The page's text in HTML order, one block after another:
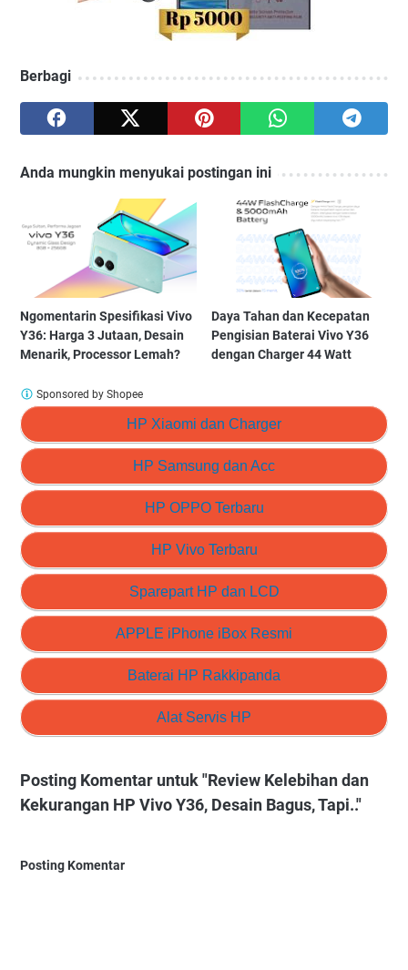
Berbagi
Anda mungkin menyukai postingan ini
Ngomentarin Spesifikasi Vivo
Y36: Harga 3 Jutaan, Desain
Menarik, Processor Lemah?
Daya Tahan dan Kecepatan
Pengisian Baterai Vivo Y36
dengan Charger 44 Watt
HP Xiaomi dan Charger
HP Samsung dan Acc
HP OPPO Terbaru
HP Vivo Terbaru
Sparepart HP dan LCD
APPLE iPhone iBox Resmi
Baterai HP Rakkipanda
Alat Servis HP
Sponsored by Shopee
Posting Komentar untuk "Review Kelebihan dan
Kekurangan HP Vivo Y36, Desain Bagus, Tapi.."
Posting Komentar